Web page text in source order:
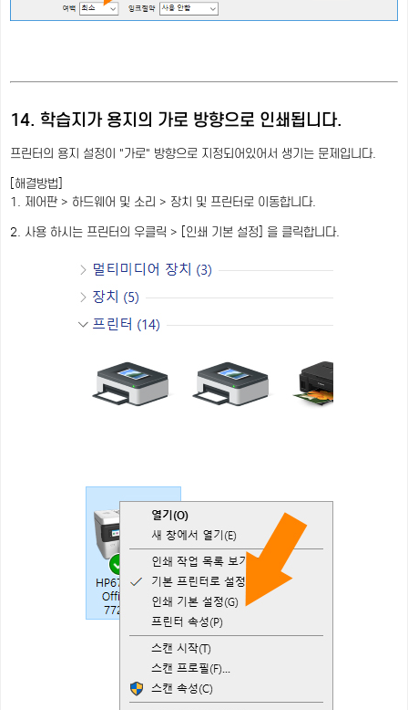
14. 학습지가 용지의 가로 방향으로 인쇄됩니다.
프린터의 용지 설정이 "가로" 방향으로 지정되어있어서 생기는 문제입니다.
[해결방법]
1. 제어판 > 하드웨어 및 소리 > 장치 및 프린터로 이동합니다.
2. 사용 하시는 프린터의 우클릭 > [인쇄 기본 설정] 을 클릭합니다.